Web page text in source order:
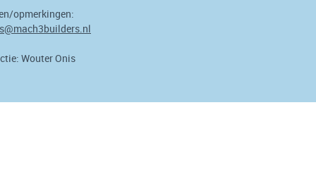
opmerkingen:
Wouter Onis